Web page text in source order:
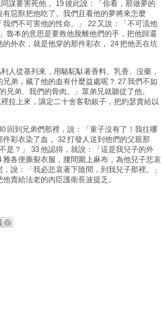
謀要害死他， 19 彼此說：「你看，那做夢的
惡獸把他吃了。我們且看他的夢將來怎麼
們不可害他的性命。」 22 又說：「不可流他
魯本的意思是要救他脫離他們的手，把他歸還
外衣，就是他穿的那件彩衣， 24 把他丟在坑
人從基列來，用駱駝馱著香料、乳香、沒藥，
弟，藏了他的血有什麼益處呢？ 27 我們不如
弟、我們的骨肉。」眾弟兄就聽從了他。
拉上來，講定二十舍客勒銀子，把約瑟賣給以
回到兄弟們那裡，說：「童子沒有了！我往哪
彩衣染了血， 32 打發人送到他們的父親那
是？」 33 他認得，就說：「這是我兒子的外
各便撕裂衣服，腰間圍上麻布，為他兒子悲哀
說：「我必悲哀著下陰間，到我兒子那裡。」
賣給法老的內臣護衛長波提乏。